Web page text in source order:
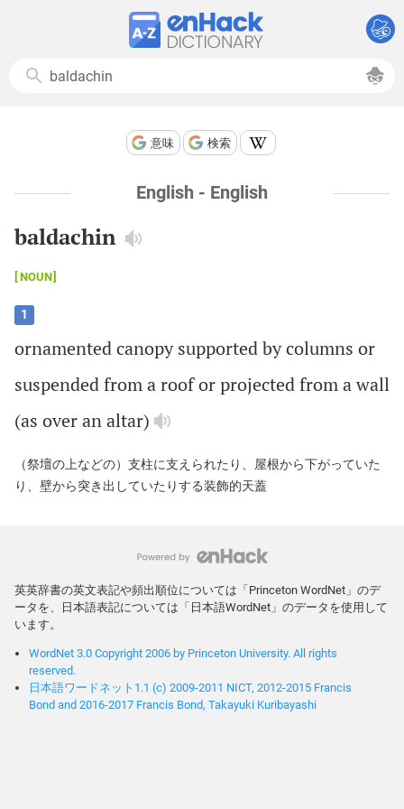
意味 検索
English - English
baldachin
NOUN
1
ornamentedcanopy supportedbycolumns or
suspendedfromarooforprojectedfromawall
(as overanaltar)
（祭壇の上などの）支柱に支えられたり、屋根から下がっていた
り、壁から突き出していたりする装飾的天蓋
英英辞書の英文表記や頻出順位については「Princeton WordNet」のデ
ータを、日本語表記については「日本語WordNet」のデータを使用して
います。
WordNet 3.0 Copyright 2006 by Princeton University. All rights
reserved.
日本語ワードネット1.1 (c) 2009-2011 NICT, 2012-2015 Francis
Bond and 2016-2017 Francis Bond, Takayuki Kuribayashi